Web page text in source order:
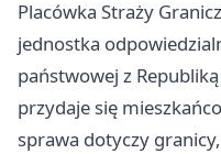
Placówka Straży
jednostka
państwowej z
przydaje się
sprawa dotyczy